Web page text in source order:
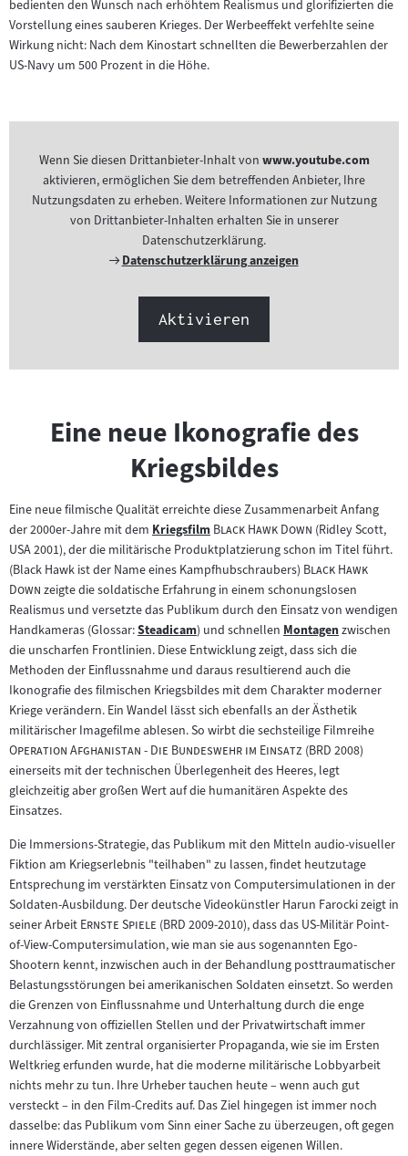
bedienten den Wunsch nach erhöhtem Realismus und glorifizierten die
Vorstellung eines sauberen Krieges. Der Werbeeffekt verfehlte seine
Wirkung nicht: Nach dem Kinostart schnellten die Bewerberzahlen der
US-Navy um 500 Prozent in die Höhe.
Wenn Sie diesen Drittanbieter-Inhalt von www.youtube.com
aktivieren, ermöglichen Sie dem betreffenden Anbieter, Ihre
Nutzungsdaten zu erheben. Weitere Informationen zur Nutzung
von Drittanbieter-Inhalten erhalten Sie in unserer
Datenschutzerklärung.
Externer
Datenschutzerklärung anzeigen
Aktivieren
Eine neue Ikonografie des
Kriegsbildes
Eine neue filmische Qualität erreichte diese Zusammenarbeit Anfang
der 2000er-Jahre mit dem Zum
Inhalt:
Kriegsfilm "Black Hawk Down "(Ridley Scott,
USA 2001), der die militärische Produktplatzierung schon im Titel führt.
(Black Hawk ist der Name eines Kampfhubschraubers) "Black Hawk
Down "zeigte die soldatische Erfahrung in einem schonungslosen
Realismus und versetzte das Publikum durch den Einsatz von wendigen
Handkameras (Glossar:Zum
Inhalt:
Steadicam) und schnellen Zum
Inhalt:
Montagenzwischen
die unscharfen Frontlinien. Diese Entwicklung zeigt, dass sich die
Methoden der Einflussnahme und daraus resultierend auch die
Ikonografie des filmischen Kriegsbildes mit dem Charakter moderner
Kriege verändern. Ein Wandel lässt sich ebenfalls an der Ästhetik
militärischer Imagefilme ablesen. So wirbt die sechsteilige Filmreihe"
Operation Afghanistan - Die Bundeswehr im Einsatz "(BRD 2008)
einerseits mit der technischen Überlegenheit des Heeres, legt
gleichzeitig aber großen Wert auf die humanitären Aspekte des
Einsatzes.
Die Immersions-Strategie, das Publikum mit den Mitteln audio-visueller
Fiktion am Kriegserlebnis "teilhaben" zu lassen, findet heutzutage
Entsprechung im verstärkten Einsatz von Computersimulationen in der
Soldaten-Ausbildung. Der deutsche Videokünstler Harun Farocki zeigt in
seiner Arbeit "Ernste Spiele "(BRD 2009-2010), dass das US-Militär Point-
of-View-Computersimulation, wie man sie aus sogenannten Ego-
Shootern kennt, inzwischen auch in der Behandlung posttraumatischer
Belastungsstörungen bei amerikanischen Soldaten einsetzt. So werden
die Grenzen von Einflussnahme und Unterhaltung durch die enge
Verzahnung von offiziellen Stellen und der Privatwirtschaft immer
durchlässiger. Mit zentral organisierter Propaganda, wie sie im Ersten
Weltkrieg erfunden wurde, hat die moderne militärische Lobbyarbeit
nichts mehr zu tun. Ihre Urheber tauchen heute – wenn auch gut
versteckt – in den Film-Credits auf. Das Ziel hingegen ist immer noch
dasselbe: das Publikum vom Sinn einer Sache zu überzeugen, oft gegen
innere Widerstände, aber selten gegen dessen eigenen Willen.